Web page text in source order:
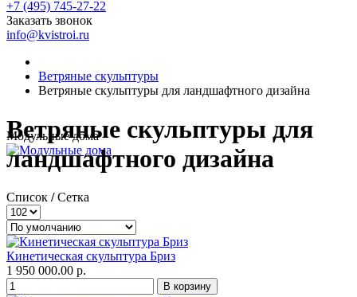
Модульные дома
+7 (495) 745-27-22
Заказать звонок
info@kvistroi.ru
Ветряные скульптуры
Ветряные скульптуры для ландшафтного дизайна
Ветряные скульптуры для
ландшафтного дизайна
Список / Сетка
Кинетическая скульптура Бриз
1 950 000.00 р.